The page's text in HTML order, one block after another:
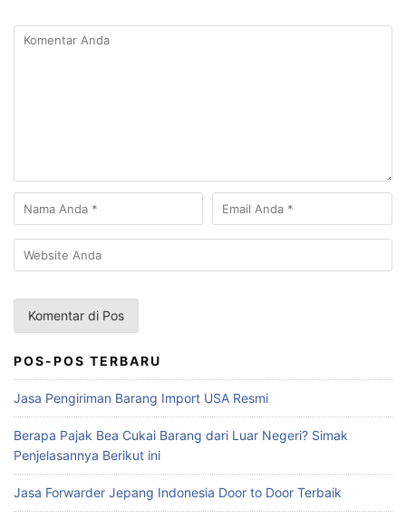
POS-POS TERBARU
Jasa Pengiriman Barang Import USA Resmi
Berapa Pajak Bea Cukai Barang dari Luar Negeri? Simak
Penjelasannya Berikut ini
Jasa Forwarder Jepang Indonesia Door to Door Terbaik